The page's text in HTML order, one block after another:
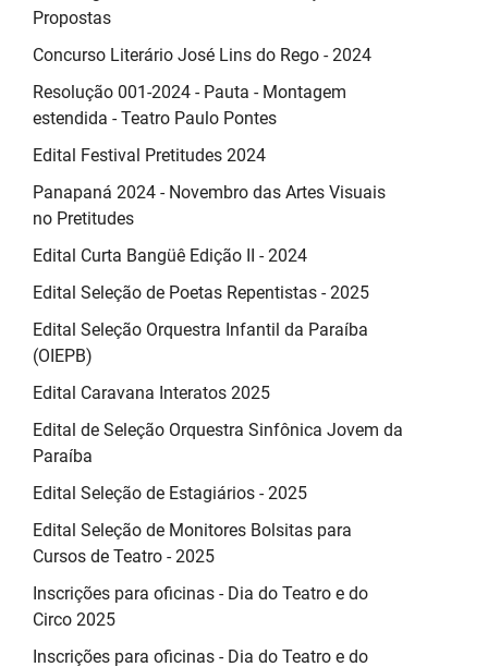
Propostas
Concurso Literário José Lins do Rego - 2024
Resolução 001-2024 - Pauta - Montagem
estendida - Teatro Paulo Pontes
Edital Festival Pretitudes 2024
Panapaná 2024 - Novembro das Artes Visuais
no Pretitudes
Edital Curta Bangüê Edição II - 2024
Edital Seleção de Poetas Repentistas - 2025
Edital Seleção Orquestra Infantil da Paraíba
(OIEPB)
Edital Caravana Interatos 2025
Edital de Seleção Orquestra Sinfônica Jovem da
Paraíba
Edital Seleção de Estagiários - 2025
Edital Seleção de Monitores Bolsitas para
Cursos de Teatro - 2025
Inscrições para oficinas - Dia do Teatro e do
Circo 2025
Inscrições para oficinas - Dia do Teatro e do